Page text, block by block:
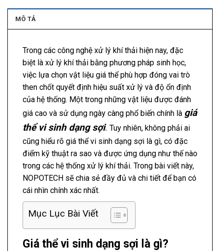
MÔ TẢ
Trong các công nghệ xử lý khí thải hiện nay, đặc
biệt là xử lý khí thải bằng phương pháp sinh học,
việc lựa chọn vật liệu giá thể phù hợp đóng vai trò
then chốt quyết định hiệu suất xử lý và độ ổn định
của hệ thống. Một trong những vật liệu được đánh
giá cao và sử dụng ngày càng phổ biến chính là giá
thể vi sinh dạng sợi. Tuy nhiên, không phải ai
cũng hiểu rõ giá thể vi sinh dạng sợi là gì, có đặc
điểm kỹ thuật ra sao và được ứng dụng như thế nào
trong các hệ thống xử lý khí thải. Trong bài viết này,
NOPOTECH sẽ chia sẻ đầy đủ và chi tiết để bạn có
cái nhìn chính xác nhất.
Mục Lục Bài Viết
Giá thể vi sinh dạng sợi là gì?